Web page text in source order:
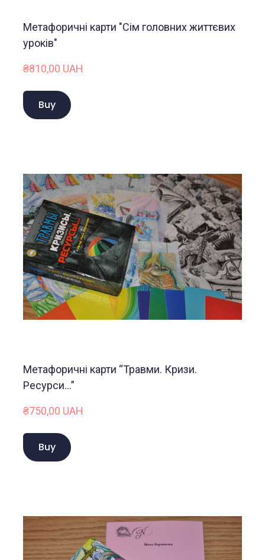
Метафоричні карти "Сім головних життєвих
уроків"
₴810,00 UAH
Buy
Метафоричні карти “Травми. Кризи.
Ресурси…”
₴750,00 UAH
Buy